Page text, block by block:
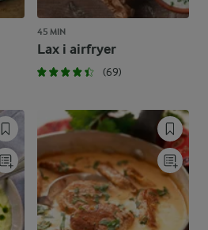
45 MIN
Lax i airfryer
(69)